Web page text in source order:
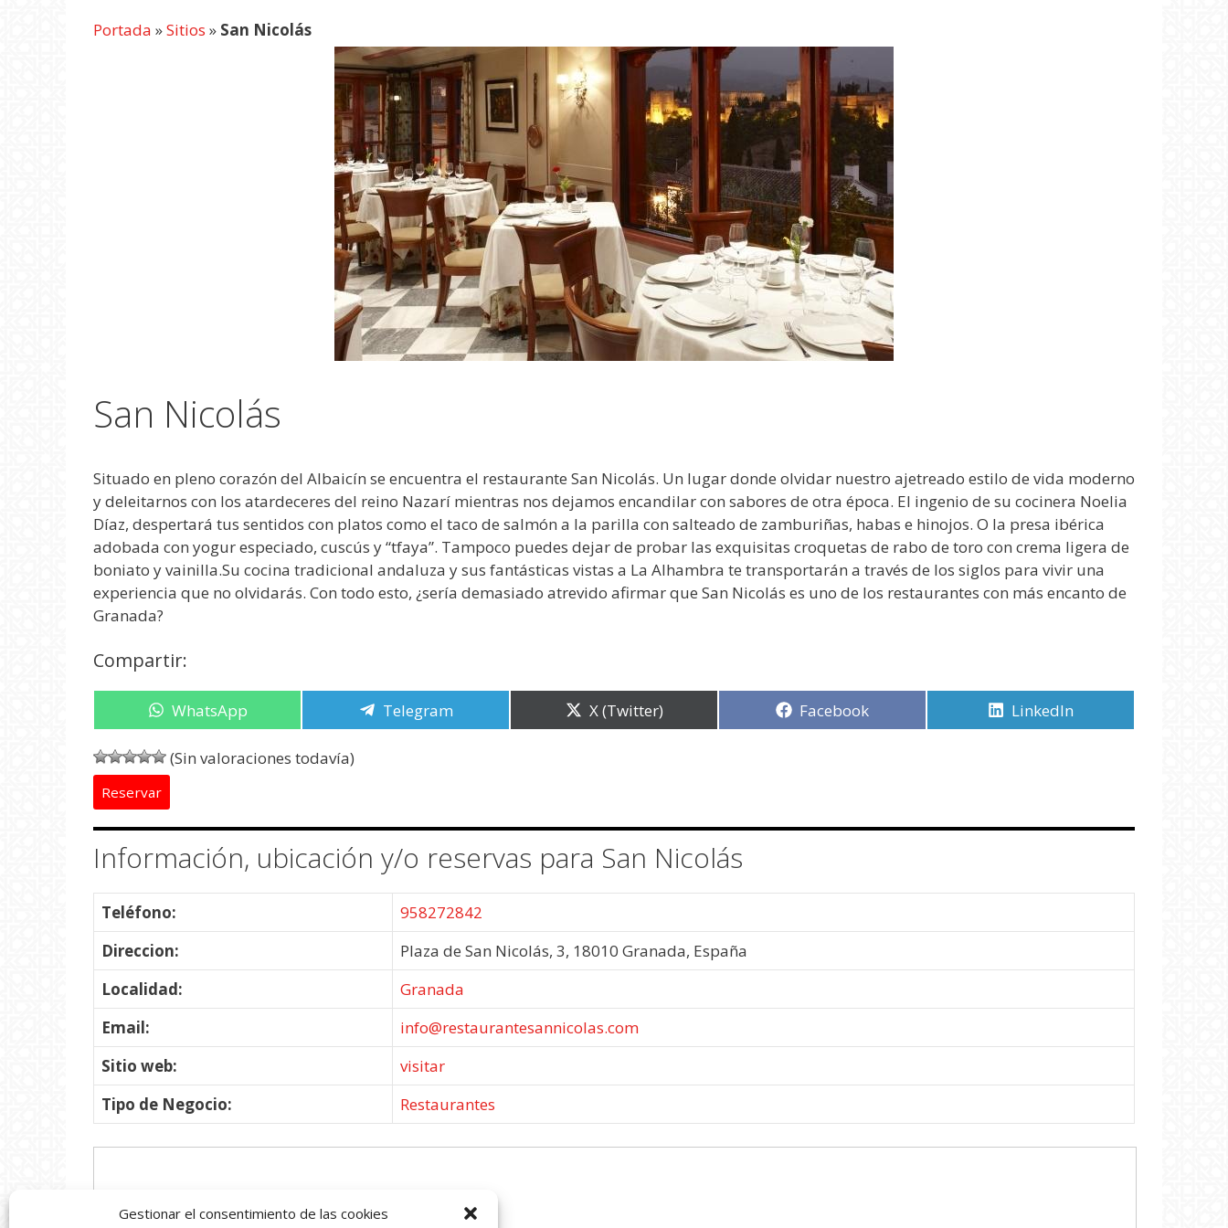
Gestionar el consentimiento de las cookies
Portada »Sitios » San Nicolás
San Nicolás
Situado en pleno corazón del Albaicín se encuentra el restaurante San Nicolás. Un lugar donde olvidar nuestro ajetreado estilo de vida moderno
y deleitarnos con los atardeceres del reino Nazarí mientras nos dejamos encandilar con sabores de otra época. El ingenio de su cocinera Noelia
Díaz, despertará tus sentidos con platos como el taco de salmón a la parilla con salteado de zamburiñas, habas e hinojos. O la presa ibérica
adobada con yogur especiado, cuscús y “tfaya”. Tampoco puedes dejar de probar las exquisitas croquetas de rabo de toro con crema ligera de
boniato y vainilla.Su cocina tradicional andaluza y sus fantásticas vistas a La Alhambra te transportarán a través de los siglos para vivir una
experiencia que no olvidarás. Con todo esto, ¿sería demasiado atrevido afirmar que San Nicolás es uno de los restaurantes con más encanto de
Granada?
Compartir:
Compartir
en
WhatsApp Compartir
en
Telegram Compartir
en
X (Twitter) Compartir
en
Facebook Compartir
en
LinkedIn
(Sin valoraciones todavía)
Reservar
Información, ubicación y/o reservas para San Nicolás
Teléfono:
958272842
Direccion:
Plaza de San Nicolás, 3, 18010 Granada, España
Localidad:
Granada
Email:
info@restaurantesannicolas.com
Sitio web:
visitar
Tipo de Negocio:
Restaurantes